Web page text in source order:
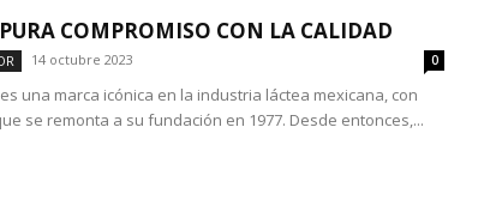
COMPROMISO CON LA CALIDAD
14 octubre 2023 0
una marca icónica en la industria láctea mexicana, con
se remonta a su fundación en 1977. Desde entonces,...